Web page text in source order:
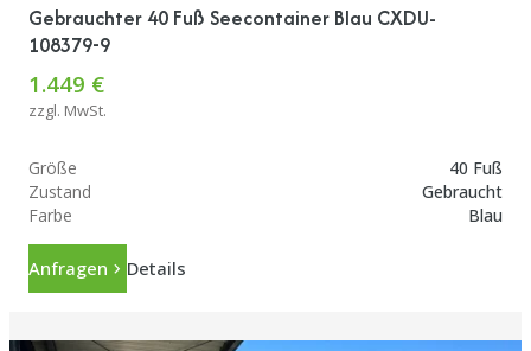
Gebrauchter 40 Fuß Seecontainer Blau CXDU-
108379-9
1.449 €
zzgl. MwSt.
Größe
40 Fuß
Zustand
Gebraucht
Farbe
Blau
Anfragen Details